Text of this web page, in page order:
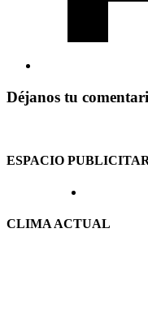
Déjanos tu
ESPACIO
CLIMA ACTUAL